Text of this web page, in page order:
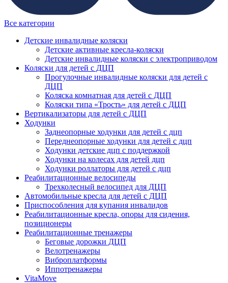
Все категории
Детские инвалидные коляски
Детские активные кресла-коляски
Детские инвалидные коляски с электроприводом
Коляски для детей с ДЦП
Прогулочные инвалидные коляски для детей с
ДЦП
Коляска комнатная для детей с ДЦП
Коляски типа «Трость» для детей с ДЦП
Вертикализаторы для детей с ДЦП
Ходунки
Заднеопорные ходунки для детей с дцп
Переднеопорные ходунки для детей с дцп
Ходунки детские дцп с поддержкой
Ходунки на колесах для детей дцп
Ходунки роллаторы для детей с дцп
Реабилитационные велосипеды
Трехколесный велосипед для ДЦП
Автомобильные кресла для детей с ДЦП
Приспособления для купания инвалидов
Реабилитационные кресла, опоры для сидения,
позиционеры
Реабилитационные тренажеры
Беговые дорожки ДЦП
Велотренажеры
Виброплатформы
Иппотренажеры
VitaMove